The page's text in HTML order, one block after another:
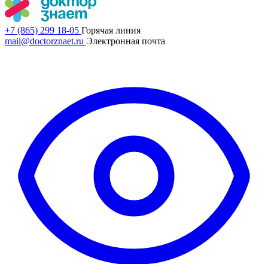
+7 (865) 299 18-05 Горячая линия
mail@doctorznaet.ru Электронная почта